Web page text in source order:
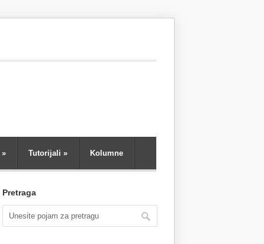
» Tutorijali » Kolumne
Pretraga